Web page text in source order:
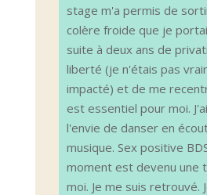
stage m'a permis de
colère froide que je
suite à deux ans de
liberté (je n'étais pas
impacté) et de me
est essentiel pour moi.
l'envie de danser en
musique. Sex positive
moment est devenu une
moi. Je me suis retrouvé.